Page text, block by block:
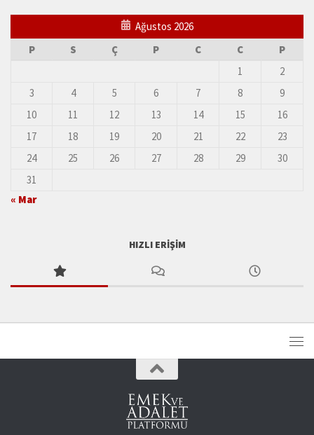
Ağustos 2026
P
S Ç P C C
P
1
2
3
4 5 6 7 8
9
10
11 12 13 14 15
16
17
18 19 20 21 22
23
24
25 26 27 28 29
30
31
« Mar
HIZLI ERIŞIM